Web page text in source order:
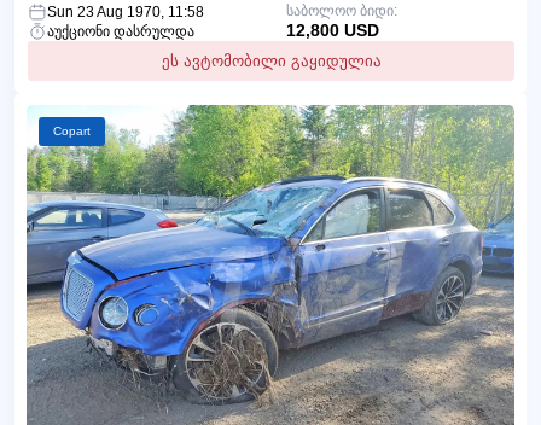
Sun 23 Aug 1970, 11:58
აუქციონი დასრულდა
ეს ავტომობილი გაყიდულია
საბოლოო ბიდი:
12,800 USD
Copart